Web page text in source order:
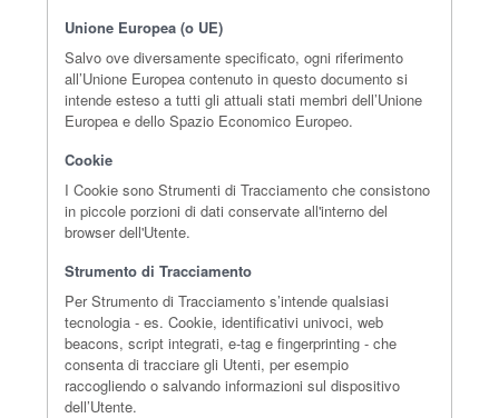
Unione Europea (o UE)
Salvo ove diversamente specificato, ogni riferimento
all’Unione Europea contenuto in questo documento si
intende esteso a tutti gli attuali stati membri dell’Unione
Europea e dello Spazio Economico Europeo.
Cookie
I Cookie sono Strumenti di Tracciamento che consistono
in piccole porzioni di dati conservate all'interno del
browser dell'Utente.
Strumento di Tracciamento
Per Strumento di Tracciamento s’intende qualsiasi
tecnologia - es. Cookie, identificativi univoci, web
beacons, script integrati, e-tag e fingerprinting - che
consenta di tracciare gli Utenti, per esempio
raccogliendo o salvando informazioni sul dispositivo
dell’Utente.